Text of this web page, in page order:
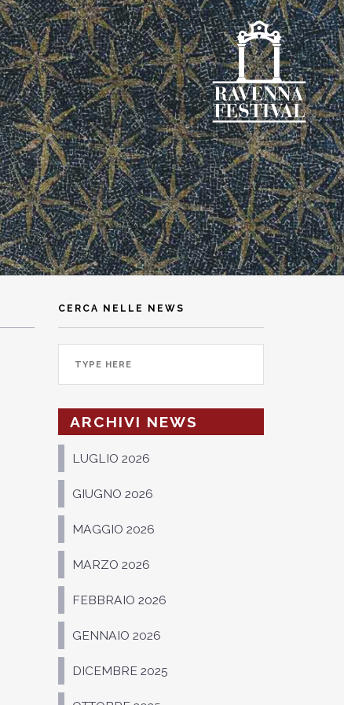
CERCA NELLE NEWS
ARCHIVI NEWS
LUGLIO 2026
GIUGNO 2026
MAGGIO 2026
MARZO 2026
FEBBRAIO 2026
GENNAIO 2026
DICEMBRE 2025